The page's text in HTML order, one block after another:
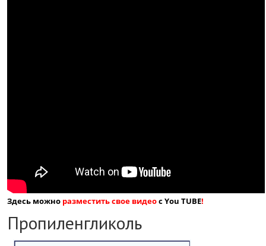
Здесь можно разместить свое видеос You TUBE!
Пропиленгликоль